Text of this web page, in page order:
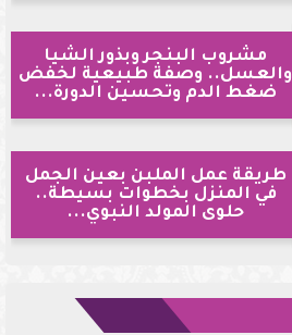
مشروب البنجر وبذور الشيا
والعسل.. وصفة طبيعية لخفض
ضغط الدم وتحسين الدورة...
طريقة عمل الملبن بعين الجمل
في المنزل بخطوات بسيطة..
حلوى المولد النبوي...